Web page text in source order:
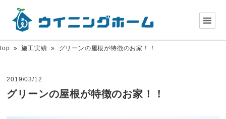
top »施工実績 » グリーンの屋根が特徴のお家！！
2019/03/12
グリーンの屋根が特徴のお家！！